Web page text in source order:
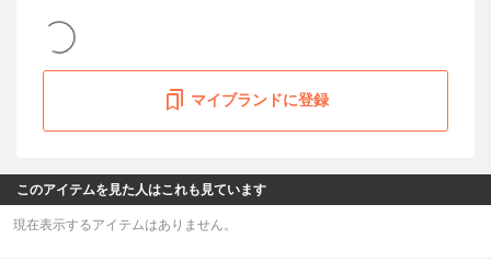
マイブランドに登録
このアイテムを見た人はこれも見ています
現在表示するアイテムはありません。